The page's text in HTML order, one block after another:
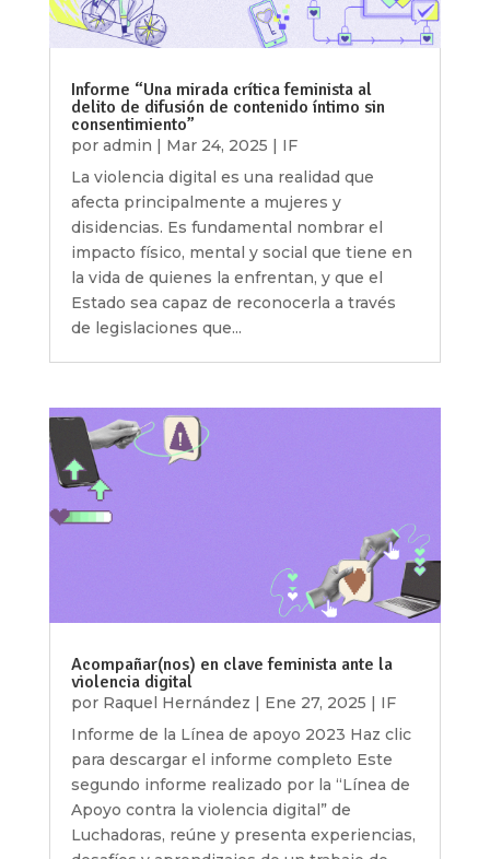
Informe “Una mirada crítica feminista al
delito de difusión de contenido íntimo sin
consentimiento”
por admin | Mar 24, 2025 | IF
La violencia digital es una realidad que
afecta principalmente a mujeres y
disidencias. Es fundamental nombrar el
impacto físico, mental y social que tiene en
la vida de quienes la enfrentan, y que el
Estado sea capaz de reconocerla a través
de legislaciones que...
Acompañar(nos) en clave feminista ante la
violencia digital
por Raquel Hernández | Ene 27, 2025 | IF
Informe de la Línea de apoyo 2023 Haz clic
para descargar el informe completo Este
segundo informe realizado por la “Línea de
Apoyo contra la violencia digital” de
Luchadoras, reúne y presenta experiencias,